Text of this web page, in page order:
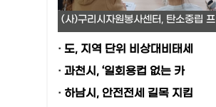
(사)구리시자원봉사센터, 탄소중립 프
· 도, 지역 단위 비상대비태세
· 과천시, ‘일회용컵 없는 카
· 하남시, 안전전세 길목 지킴